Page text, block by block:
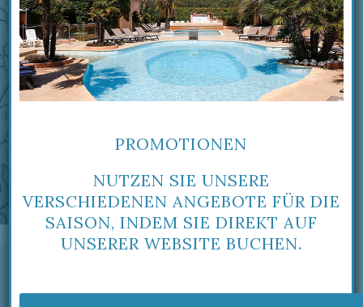
PROMOTIONEN
NUTZEN SIE UNSERE
VERSCHIEDENEN ANGEBOTE FÜR DIE
SAISON, INDEM SIE DIREKT AUF
UNSERER WEBSITE BUCHEN.